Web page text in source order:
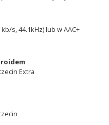
s, 44.1kHz) lub w AAC+
Extra